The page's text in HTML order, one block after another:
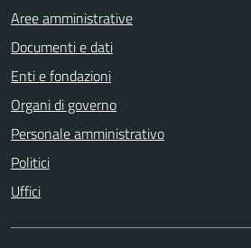
Aree amministrative
Documenti e dati
Enti e fondazioni
Organi di governo
Personale amministrativo
Politici
Uffici